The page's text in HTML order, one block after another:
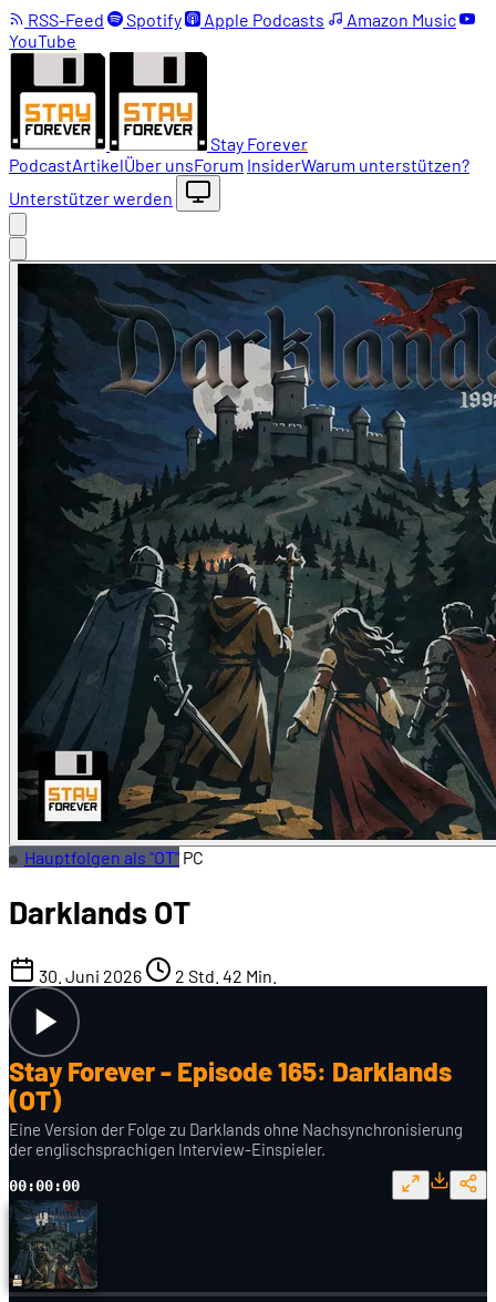
RSS-Feed Spotify Apple Podcasts
Amazon Music
YouTube
Stay Forever
PodcastArtikelÜber unsForum InsiderWarum unterstützen?
Unterstützer werden
Hauptfolgen als "OT" PC
Darklands OT
30. Juni 2026 2 Std. 42 Min.
Stay Forever - Episode 165: Darklands
(OT)
Eine Version der Folge zu Darklands ohne Nachsynchronisierung
der englischsprachigen Interview-Einspieler.
00:00:00